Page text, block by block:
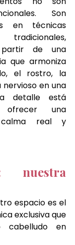
Son
en técnicas
partir de una
que armoniza
el rostro, la
en una
detalle está
ofrecer una
calma real y
nuestra
espacio es el
exclusiva que
cabelludo en